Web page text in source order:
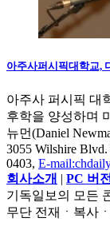
아주사퍼시픽대학교,
아주사 퍼시픽 대
후학을 양성하며
뉴먼(Daniel
3055 Wilshire
0403, E-
회사소개 | PC 버전
기독일보의 모든
무단 전재ㆍ복사